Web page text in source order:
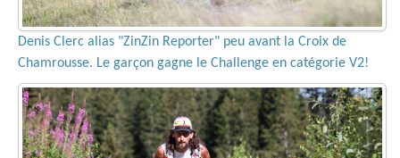
Denis Clerc alias "ZinZin Reporter" peu avant la Croix de
Chamrousse. Le garçon gagne le Challenge en catégorie V2!